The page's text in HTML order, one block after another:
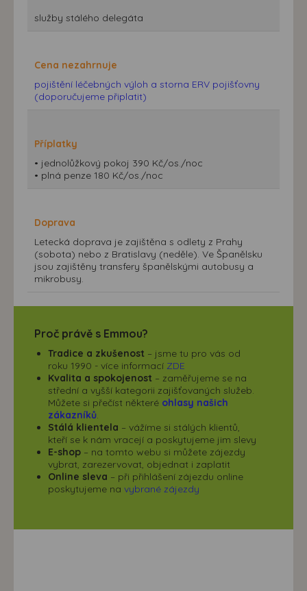
služby stálého delegáta
Cena nezahrnuje
pojištění léčebných výloh a storna ERV pojišťovny
(doporučujeme připlatit)
Příplatky
• jednolůžkový pokoj 390 Kč/os./noc
• plná penze 180 Kč/os./noc
Doprava
Letecká doprava je zajištěna s odlety z Prahy
(sobota) nebo z Bratislavy (neděle). Ve Španělsku
jsou zajištěny transfery španělskými autobusy a
mikrobusy.
Proč právě s Emmou?
Tradice a zkušenost – jsme tu pro vás od
roku 1990 - více informací ZDE
Kvalita a spokojenost – zaměřujeme se na
střední a vyšší kategorii zajišťovaných služeb.
Můžete si přečíst některé ohlasy našich
zákazníků.
Stálá klientela – vážíme si stálých klientů,
kteří se k nám vracejí a poskytujeme jim slevy
E-shop – na tomto webu si můžete zájezdy
vybrat, zarezervovat, objednat i zaplatit
Online sleva – při přihlášení zájezdu online
poskytujeme na vybrané zájezdy